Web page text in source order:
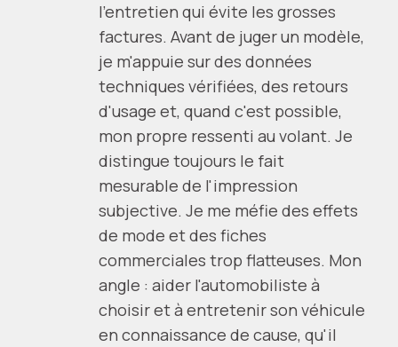
l'entretien qui évite les grosses
factures. Avant de juger un modèle,
je m'appuie sur des données
techniques vérifiées, des retours
d'usage et, quand c'est possible,
mon propre ressenti au volant. Je
distingue toujours le fait
mesurable de l'impression
subjective. Je me méfie des effets
de mode et des fiches
commerciales trop flatteuses. Mon
angle : aider l'automobiliste à
choisir et à entretenir son véhicule
en connaissance de cause, qu'il